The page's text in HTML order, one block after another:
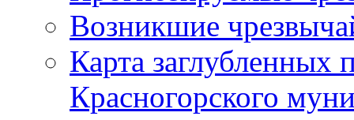
Возникшие
Карта
Красногорского